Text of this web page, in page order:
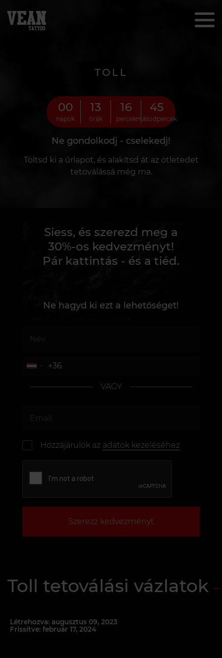
TOLL
00
napok
13
órák
16
percek
44
másodpercek
Ne gondolkodj - cselekedj!
Töltsd ki a űrlapot, és alakítsd át az ötletedet
tetoválássá még ma.
Siess, és szerezd meg a
30%-os kedvezményt!
Pár kattintás - és a tiéd.
Ne hagyd ki ezt a lehetőséget!
VAGY
Hozzájárulok az adatok kezeléséhez
Szerezz kedvezményt
Toll tetoválási vázlatok
Létrehozva: augusztus 09, 2023
Frissítve: február 17, 2024